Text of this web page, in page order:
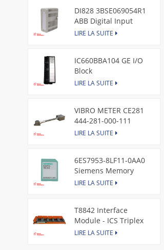
DI828 3BSE069054R1
ABB Digital Input
Module
LIRE LA SUITE
IC660BBA104 GE I/O
Block
LIRE LA SUITE
VIBRO METER CE281
444-281-000-111
Piezoelectric Pressure
LIRE LA SUITE
6ES7953-8LF11-0AA0
Siemens Memory
Card
LIRE LA SUITE
T8842 Interface
Module - ICS Triplex
LIRE LA SUITE